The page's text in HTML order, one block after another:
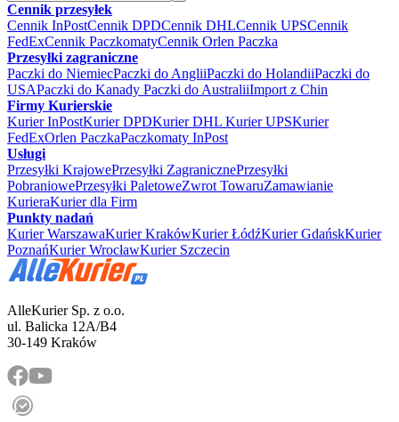
Cennik przesyłek
Cennik InPostCennik DPDCennik DHLCennik UPSCennik
FedExCennik PaczkomatyCennik Orlen Paczka
Przesyłki zagraniczne
Paczki do NiemiecPaczki do AngliiPaczki do HolandiiPaczki do
USAPaczki do Kanady Paczki do AustraliiImport z Chin
Firmy Kurierskie
Kurier InPostKurier DPDKurier DHL Kurier UPSKurier
FedExOrlen PaczkaPaczkomaty InPost
Usługi
Przesyłki KrajowePrzesyłki ZagranicznePrzesyłki
PobraniowePrzesyłki PaletoweZwrot TowaruZamawianie
KurieraKurier dla Firm
Punkty nadań
Kurier WarszawaKurier KrakówKurier ŁódźKurier GdańskKurier
PoznańKurier WrocławKurier Szczecin
AlleKurier Sp. z o.o.
ul. Balicka 12A/B4
30-149 Kraków